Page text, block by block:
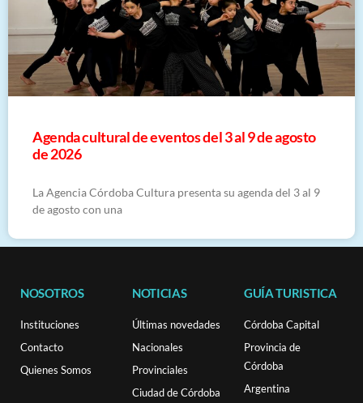
​Agenda cultural de eventos del 3 al 9 de agosto
de 2026
La Agencia Córdoba Cultura presenta su agenda del 3 al 9
de agosto con una
NOSOTROS
Instituciones
Contacto
Quienes Somos
NOTICIAS
Últimas novedades
Nacionales
Provinciales
Ciudad de Córdoba
GUÍA TURISTICA
Córdoba Capital
Provincia de
Córdoba
Argentina